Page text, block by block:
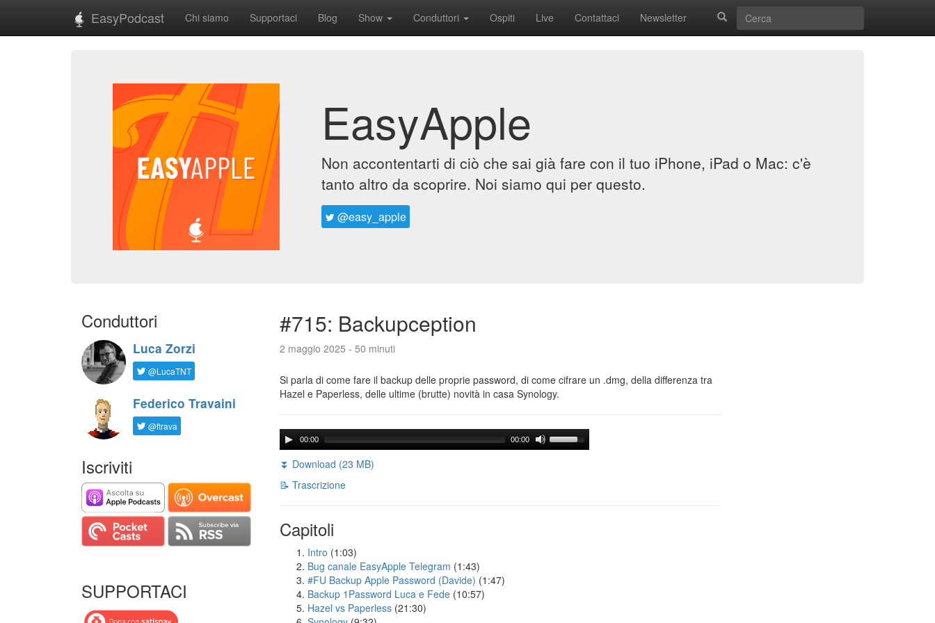
EasyPodcast Chi siamo Supportaci Blog Show Conduttori Ospiti Live Contattaci Newsletter
EasyApple
Non accontentarti di ciò che sai già fare con il tuo iPhone, iPad o Mac: c'è
tanto altro da scoprire. Noi siamo qui per questo.
@easy_apple
Conduttori
Luca Zorzi
@LucaTNT
Federico Travaini
@ftrava
Iscriviti
SUPPORTACI
#715: Backupception
2 maggio 2025 - 50 minuti
Si parla di come fare il backup delle proprie password, di come cifrare un .dmg, della differenza tra
Hazel e Paperless, delle ultime (brutte) novità in casa Synology.
00:00 00:00
⏬ Download (23 MB)
📝 Trascrizione
Capitoli
Intro (1:03)
Bug canale EasyApple Telegram (1:43)
#FU Backup Apple Password (Davide) (1:47)
Backup 1Password Luca e Fede (10:57)
Hazel vs Paperless (21:30)